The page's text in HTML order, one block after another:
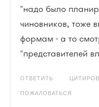
"надо было
чиновников, тоже
формам - а то
"представителей
ОТВЕТИТЬ
ПОЖАЛОВАТЬСЯ